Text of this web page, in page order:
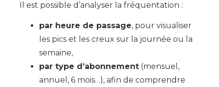
Il est possible d’analyser la fréquentation :
par heure de passage, pour visualiser
les pics et les creux sur la journée ou la
semaine,
par type d’abonnement (mensuel,
annuel, 6 mois…), afin de comprendre